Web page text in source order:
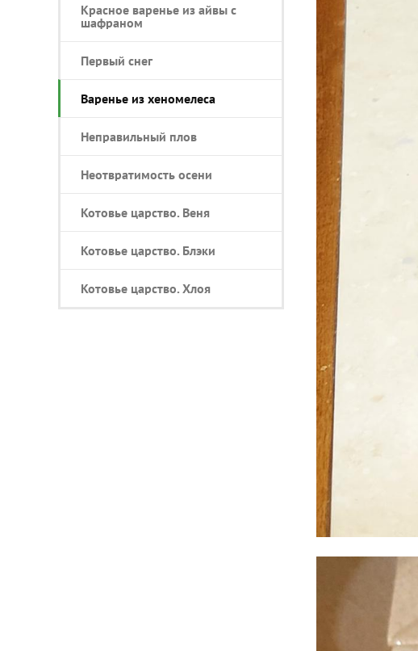
Красное варенье из айвы с
шафраном
Первый снег
Варенье из хеномелеса
Неправильный плов
Неотвратимость осени
Котовье царство. Веня
Котовье царство. Блэки
Котовье царство. Хлоя